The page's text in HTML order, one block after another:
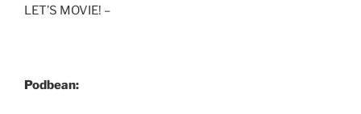
LET’S MOVIE! –
Podbean: